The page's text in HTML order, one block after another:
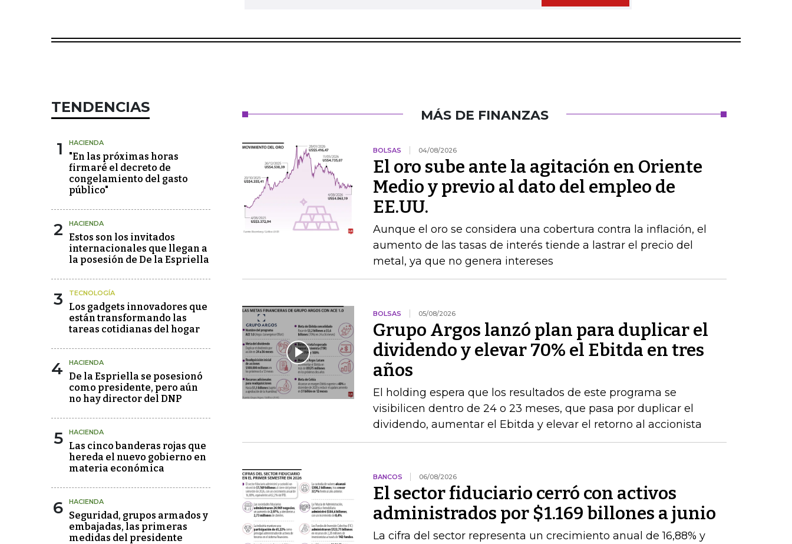
TENDENCIAS
1 HACIENDA
"En las próximas horas
firmaré el decreto de
congelamiento del gasto
público"
2 HACIENDA
Estos son los invitados
internacionales que llegan a
la posesión de De la Espriella
3 TECNOLOGÍA
Los gadgets innovadores que
están transformando las
tareas cotidianas del hogar
4 HACIENDA
De la Espriella se posesionó
como presidente, pero aún
no hay director del DNP
5 HACIENDA
Las cinco banderas rojas que
hereda el nuevo gobierno en
materia económica
6 HACIENDA
Seguridad, grupos armados y
embajadas, las primeras
medidas del presidente
MÁS DE FINANZAS
BOLSAS 04/08/2026
El oro sube ante la agitación en Oriente
Medio y previo al dato del empleo de
EE.UU.
Aunque el oro se considera una cobertura contra la inflación, el
aumento de las tasas de interés tiende a lastrar el precio del
metal, ya que no genera intereses
BOLSAS 05/08/2026
Grupo Argos lanzó plan para duplicar el
dividendo y elevar 70% el Ebitda en tres
años
El holding espera que los resultados de este programa se
visibilicen dentro de 24 o 23 meses, que pasa por duplicar el
dividendo, aumentar el Ebitda y elevar el retorno al accionista
BANCOS 06/08/2026
El sector fiduciario cerró con activos
administrados por $1.169 billones a junio
La cifra del sector representa un crecimiento anual de 16,88% y